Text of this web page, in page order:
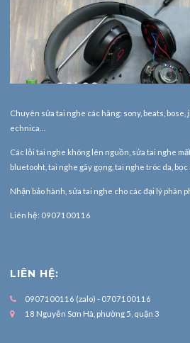
Chuyên sửa tai nghe các hãng: sony, beats,
echnica…
Các lỗi tai nghe không lên nguồn, sửa tai nghe
bluetooht, tai nghe gãy gọng, tai nghe tróc da,
Nhận bảo hành, sửa tai nghe cho các đại lý phân
Liên hệ: 0907100116
LIÊN HỆ:
0907100116 (zalo) - 0707100116
18 Nguyễn Sơn Hà, phường 5, quận 3